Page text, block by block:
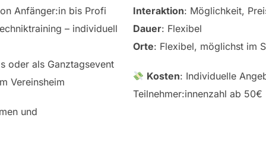
Anfänger:in bis Profi
– individuell
oder als Ganztagsevent
Vereinsheim
und
Interaktion: Möglichkeit,
Dauer: Flexibel
Orte: Flexibel, möglichst im
Kosten: Individuelle
Teilnehmer:innenzahl ab 50€